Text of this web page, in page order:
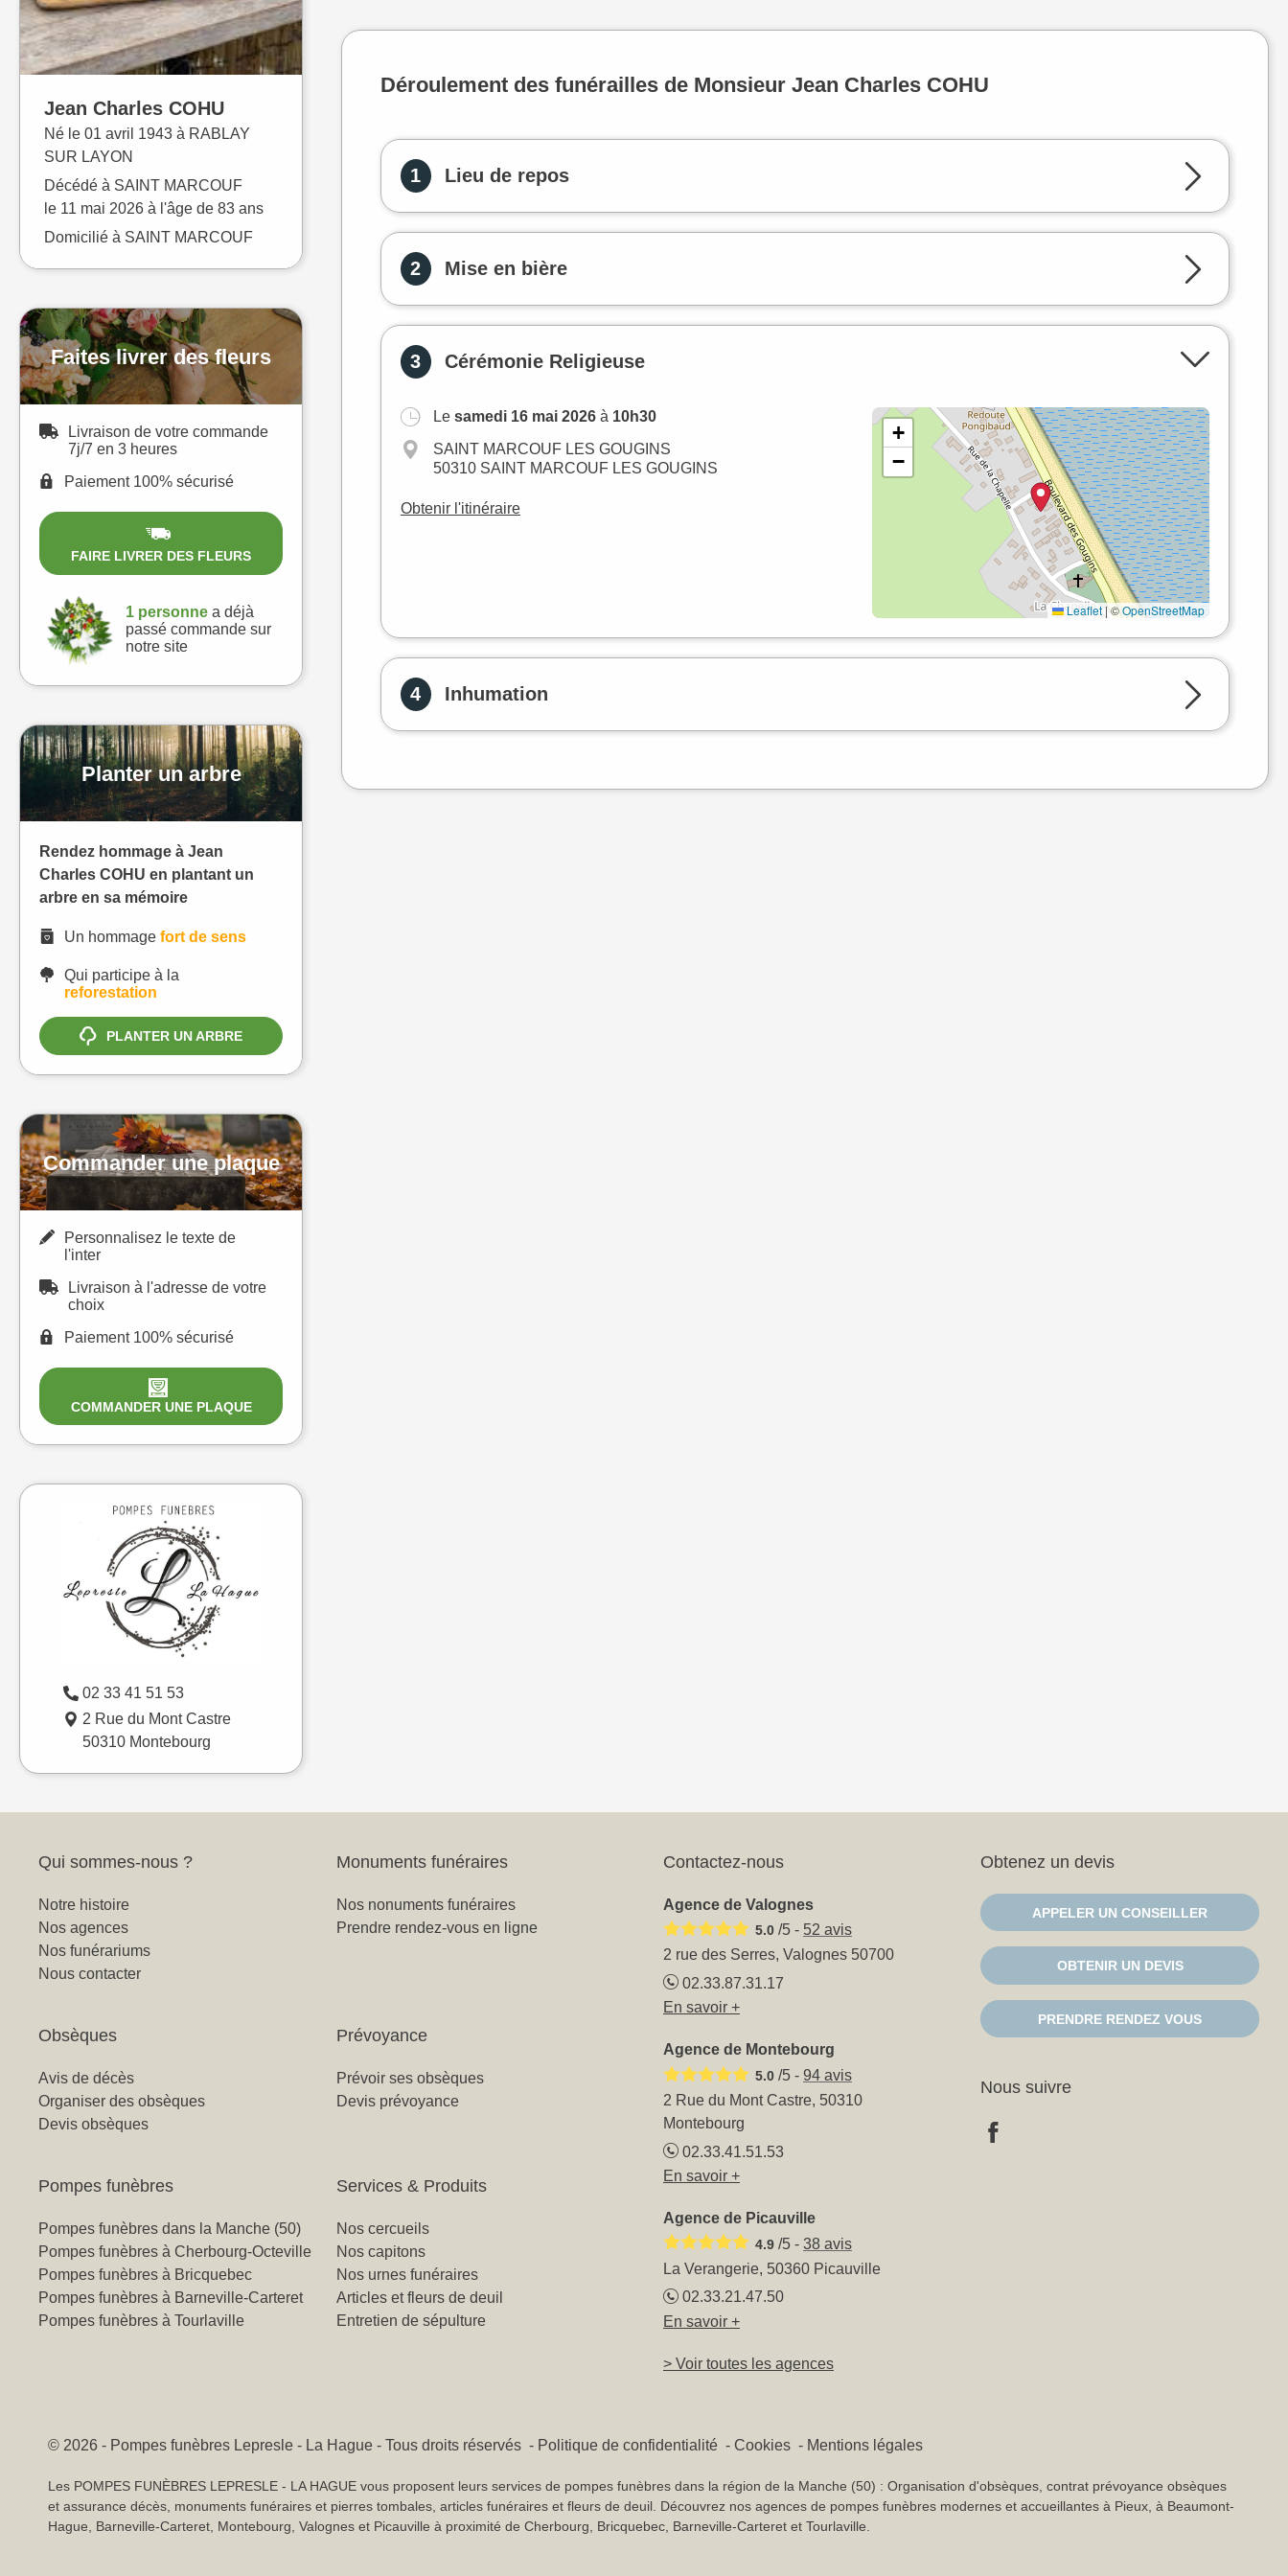
Jean Charles COHU
Né le 01 avril 1943 à RABLAY
SUR LAYON
Décédé à SAINT MARCOUF
le 11 mai 2026 à l'âge de 83 ans
Domicilié à SAINT MARCOUF
Faites livrer des fleurs
Livraison de votre commande
7j/7 en 3 heures
Paiement 100% sécurisé
FAIRE LIVRER DES FLEURS
1 personnea déjà
passé commande sur
notre site
Planter un arbre
Rendez hommage à Jean
Charles COHU en plantant un
arbre en sa mémoire
Un hommage fort de sens
Qui participe à la
reforestation
PLANTER UN ARBRE
Commander une plaque
Personnalisez le texte de
l'inter
Livraison à l'adresse de votre
choix
Paiement 100% sécurisé
COMMANDER UNE PLAQUE
02 33 41 51 53
2 Rue du Mont Castre
50310 Montebourg
Déroulement des funérailles de Monsieur Jean Charles COHU
1 Lieu de repos
2 Mise en bière
3 Cérémonie Religieuse
Le samedi 16 mai 2026 à 10h30
SAINT MARCOUF LES GOUGINS
50310 SAINT MARCOUF LES GOUGINS
Obtenir l'itinéraire
+
−
Leaflet|©OpenStreetMap
4 Inhumation
Qui sommes-nous ?
Notre histoire
Nos agences
Nos funérariums
Nous contacter
Monuments funéraires
Nos nonuments funéraires
Prendre rendez-vous en ligne
Obsèques
Avis de décès
Organiser des obsèques
Devis obsèques
Prévoyance
Prévoir ses obsèques
Devis prévoyance
Pompes funèbres
Pompes funèbres dans la Manche (50)
Pompes funèbres à Cherbourg-Octeville
Pompes funèbres à Bricquebec
Pompes funèbres à Barneville-Carteret
Pompes funèbres à Tourlaville
Services & Produits
Nos cercueils
Nos capitons
Nos urnes funéraires
Articles et fleurs de deuil
Entretien de sépulture
Contactez-nous
Agence de Valognes
5.0 /5 - 52 avis
2 rue des Serres, Valognes 50700
02.33.87.31.17
En savoir +
Agence de Montebourg
5.0 /5 - 94 avis
2 Rue du Mont Castre, 50310
Montebourg
02.33.41.51.53
En savoir +
Agence de Picauville
4.9 /5 - 38 avis
La Verangerie, 50360 Picauville
02.33.21.47.50
En savoir +
> Voir toutes les agences
Obtenez un devis
APPELER UN CONSEILLER
OBTENIR UN DEVIS
PRENDRE RENDEZ VOUS
Nous suivre
© 2026 - Pompes funèbres Lepresle - La Hague - Tous droits réservés Politique de confidentialité Cookies Mentions légales
Les POMPES FUNÈBRES LEPRESLE - LA HAGUE vous proposent leurs services de pompes funèbres dans la région de la Manche (50) : Organisation d'obsèques, contrat prévoyance obsèques
et assurance décès, monuments funéraires et pierres tombales, articles funéraires et fleurs de deuil. Découvrez nos agences de pompes funèbres modernes et accueillantes à Pieux, à Beaumont-
Hague, Barneville-Carteret, Montebourg, Valognes et Picauville à proximité de Cherbourg, Bricquebec, Barneville-Carteret et Tourlaville.